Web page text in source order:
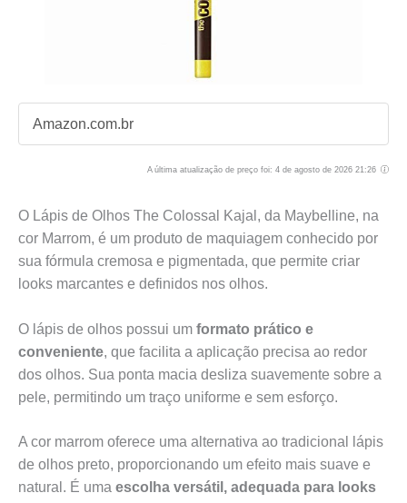
Amazon.com.br
A última atualização de preço foi: 4 de agosto de 2026 21:26
O Lápis de Olhos The Colossal Kajal, da Maybelline, na
cor Marrom, é um produto de maquiagem conhecido por
sua fórmula cremosa e pigmentada, que permite criar
looks marcantes e definidos nos olhos.
O lápis de olhos possui um formato prático e
conveniente, que facilita a aplicação precisa ao redor
dos olhos. Sua ponta macia desliza suavemente sobre a
pele, permitindo um traço uniforme e sem esforço.
A cor marrom oferece uma alternativa ao tradicional lápis
de olhos preto, proporcionando um efeito mais suave e
natural. É uma escolha versátil, adequada para looks